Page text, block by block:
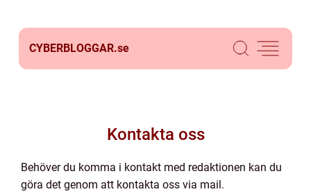
CYBERBLOGGAR.se
Kontakta oss
Behöver du komma i kontakt med redaktionen kan du
göra det genom att kontakta oss via mail.